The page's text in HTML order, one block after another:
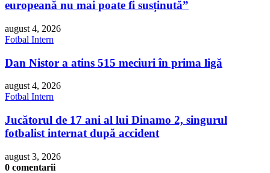
europeană nu mai poate fi susținută”
august 4, 2026
Fotbal Intern
Dan Nistor a atins 515 meciuri în prima ligă
august 4, 2026
Fotbal Intern
Jucătorul de 17 ani al lui Dinamo 2, singurul
fotbalist internat după accident
august 3, 2026
0 comentarii